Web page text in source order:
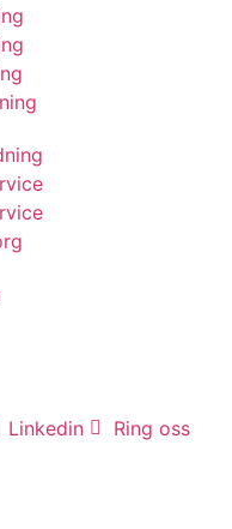
Linkedin Ring oss